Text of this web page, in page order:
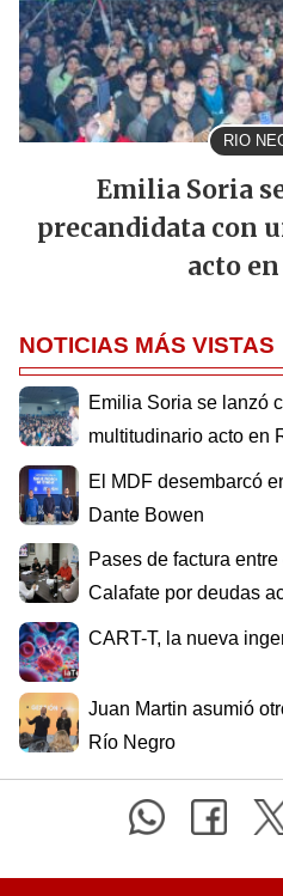
RIO
Emilia Soria
precandidata con
acto
NOTICIAS MÁS VISTAS
Emilia Soria se lanzó
multitudinario acto en
El MDF desembarcó
Dante Bowen
Pases de factura
Calafate por deudas
CART-T, la nueva
Juan Martin asumió
Río Negro